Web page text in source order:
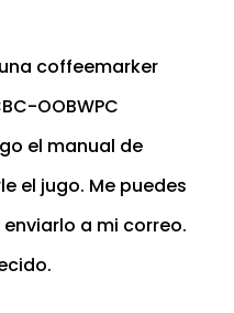
coffeemarker
OOBWPC
el manual de
el jugo. Me puedes
a mi correo.